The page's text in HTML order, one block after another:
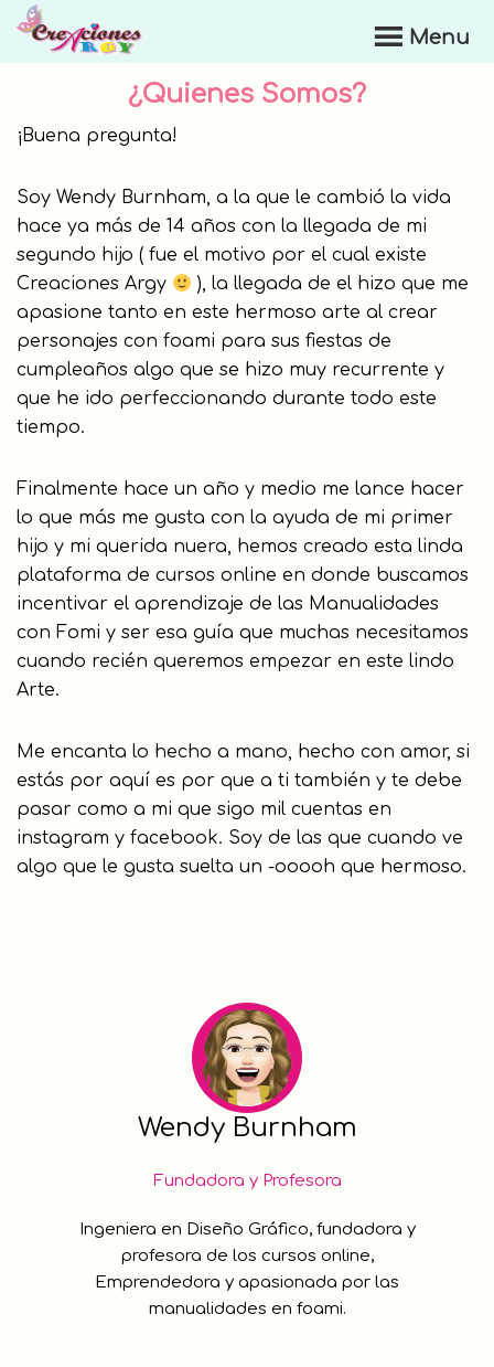
Skip
Creaciones
Menu
¿Quienes Somos?
¡Buena pregunta!
Soy Wendy Burnham, a la que le cambió la vida
hace ya más de 14 años con la llegada de mi
segundo hijo ( fue el motivo por el cual existe
Creaciones Argy
), la llegada de el hizo que me
apasione tanto en este hermoso arte al crear
personajes con foami para sus fiestas de
cumpleaños algo que se hizo muy recurrente y
que he ido perfeccionando durante todo este
tiempo.
Finalmente hace un año y medio me lance hacer
lo que más me gusta con la ayuda de mi primer
hijo y mi querida nuera, hemos creado esta linda
plataforma de cursos online en donde buscamos
incentivar el aprendizaje de las Manualidades
con Fomi y ser esa guía que muchas necesitamos
cuando recién queremos empezar en este lindo
Arte.
Me encanta lo hecho a mano, hecho con amor, si
estás por aquí es por que a ti también y te debe
pasar como a mi que sigo mil cuentas en
instagram y facebook. Soy de las que cuando ve
algo que le gusta suelta un -ooooh que hermoso.
Wendy Burnham
Fundadora y Profesora
Ingeniera en Diseño Gráfico, fundadora y
profesora de los cursos online,
Emprendedora y apasionada por las
manualidades en foami.